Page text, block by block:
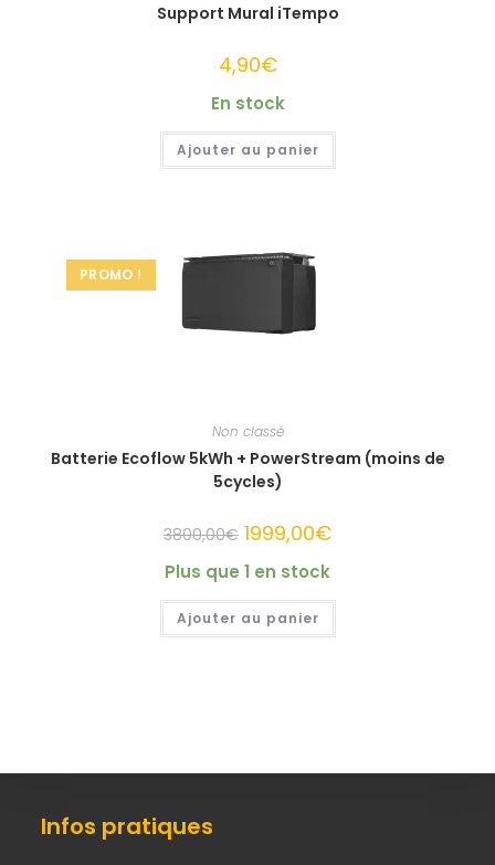
Support Mural iTempo
4,90€
En stock
Ajouter au panier
PROMO !
Non classé
Batterie Ecoflow 5kWh + PowerStream (moins de
5cycles)
3800,00€ Le
prix
initial
était :
1999,00€Le
Plus que 1 en stock
Ajouter au panier
Infos pratiques